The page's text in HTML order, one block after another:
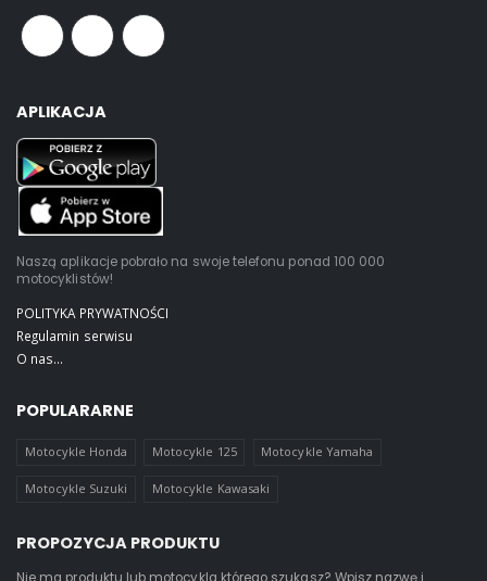
APLIKACJA
Naszą aplikacje pobrało na swoje telefonu ponad 100 000
motocyklistów!
POLITYKA PRYWATNOŚCI
Regulamin serwisu
O nas...
POPULARARNE
Motocykle Honda Motocykle 125 Motocykle Yamaha
Motocykle Suzuki Motocykle Kawasaki
PROPOZYCJA PRODUKTU